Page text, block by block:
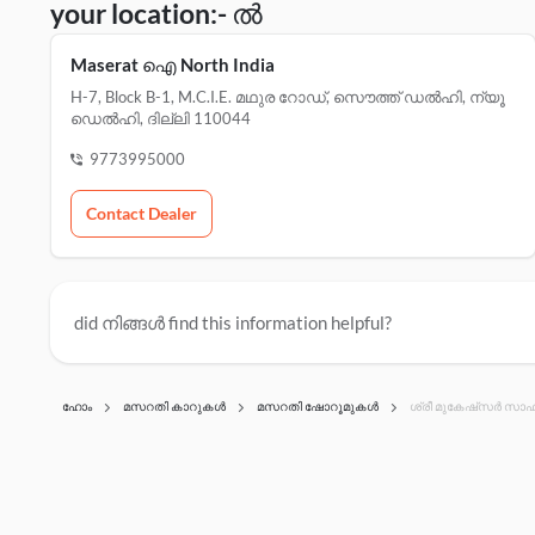
your location:- ൽ
Maserat ഐ North India
H-7, Block B-1, M.c.i.e. മഥുര റോഡ്, സൌത്ത് ഡൽഹി, ന്യൂ
ഡെൽഹി, ദില്ലി 110044
9773995000
Contact Dealer
did നിങ്ങൾ find this information helpful?
ഹോം മസറതി കാറുകൾ മസറതി ഷോറൂമുകൾ ശ്രീ മുകേഷ്സർ